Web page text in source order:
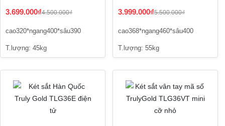
3.699.000₫4.500.000₫
cao320*ngang400*sâu390
T.lượng: 45kg
3.999.000₫5.500.000₫
cao368*ngang460*sâu400
T.lượng: 55kg